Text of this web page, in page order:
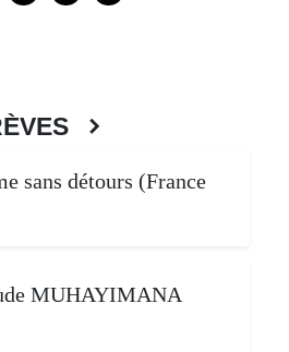
sans détours (France
MUHAYIMANA